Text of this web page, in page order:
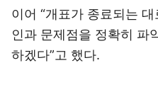
이어 “개표가 종료되는
인과 문제점을 정확히 파
하겠다”고 했다.